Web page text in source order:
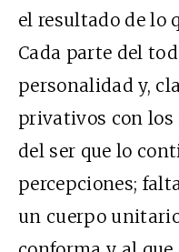
el resultado de lo
Cada parte del
personalidad y,
privativos con los
del ser que lo
percepciones;
un cuerpo